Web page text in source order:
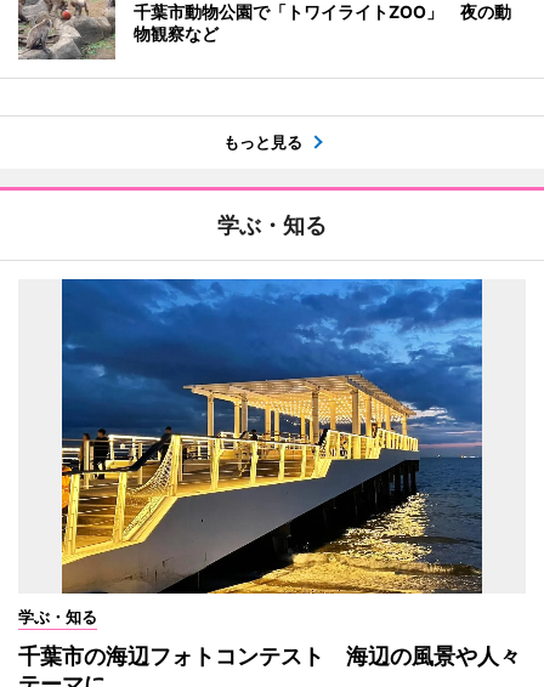
千葉市動物公園で「トワイライトZOO」 夜の動
物観察など
もっと見る
学ぶ・知る
学ぶ・知る
千葉市の海辺フォトコンテスト 海辺の風景や人々